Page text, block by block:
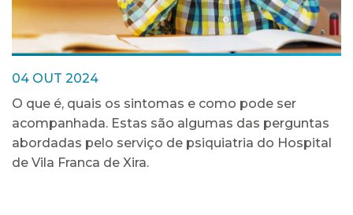
04 OUT 2024
O que é, quais os sintomas e como pode ser
acompanhada. Estas são algumas das perguntas
abordadas pelo serviço de psiquiatria do Hospital
de Vila Franca de Xira.